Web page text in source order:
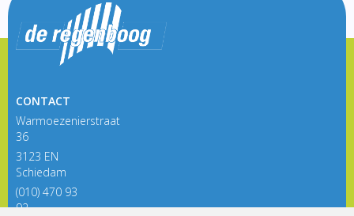
CONTACT
Warmoezenierstraat
36
3123 EN
Schiedam
(010) 470 93
92